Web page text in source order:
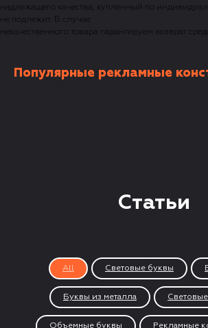
надлежащего качества, купленный по
не подлежит. В случае
некачественного товара гарантируем возврат
Популярные рекламные
Статьи
All Световые буквы
Буквы из металла
Объемные буквы Рекламные